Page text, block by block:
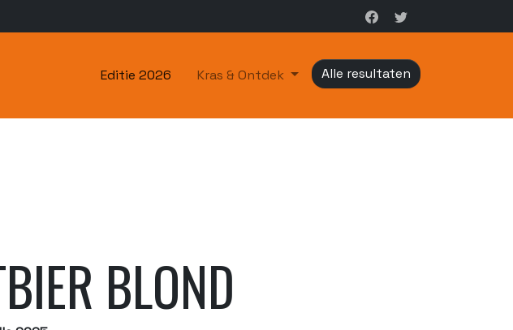
Editie 2026 Kras & Ontdek Alle resultaten
BLOND